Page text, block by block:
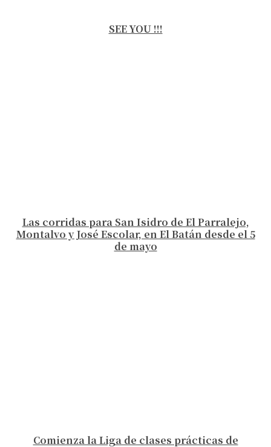
SEE YOU !!!
Las corridas para San Isidro de El Parralejo,
Montalvo y José Escolar, en El Batán desde el 5
de mayo
Comienza la Liga de clases prácticas de